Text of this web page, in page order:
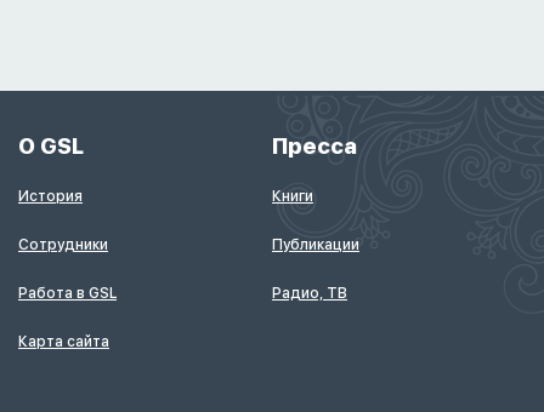
О GSL
История
Сотрудники
Работа в GSL
Карта сайта
Пресса
Книги
Публикации
Радио, ТВ